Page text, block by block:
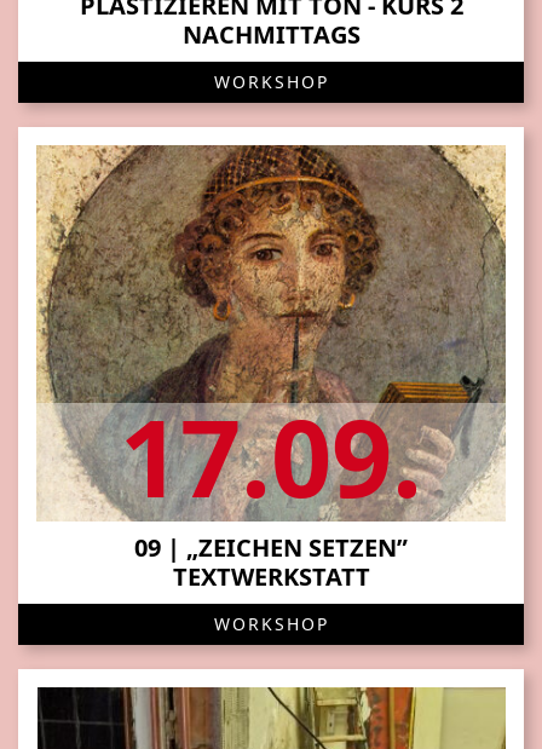
NACHMITTAGS
WORKSHOP
17.09.
09 | „ZEICHEN SETZEN”
TEXTWERKSTATT
WORKSHOP